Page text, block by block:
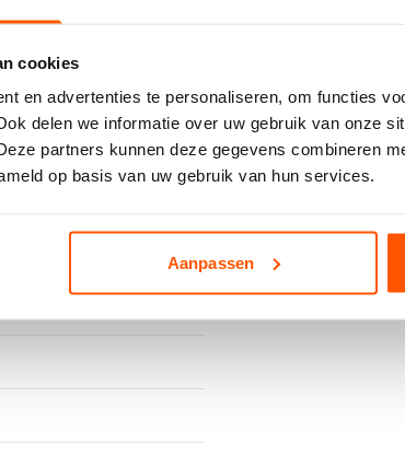
cookies
en advertenties te personaliseren, om functies
delen we informatie over uw gebruik van onze
partners kunnen deze gegevens combineren
op basis van uw gebruik van hun services.
Aanpassen
Heeft u